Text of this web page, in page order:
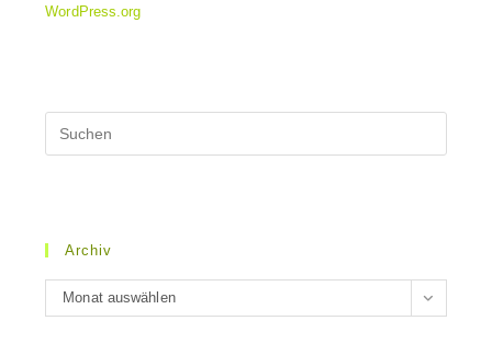
WordPress.org
Archiv
Archiv
Monat auswählen